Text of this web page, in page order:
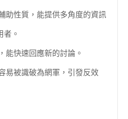
助性質，能提供多角度的資訊
。
能快速回應新的討論。
易被識破為網軍，引發反效